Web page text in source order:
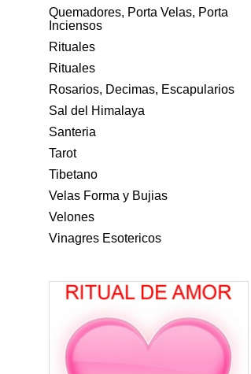
Quemadores, Porta Velas, Porta
Inciensos
Rituales
Rituales
Rosarios, Decimas, Escapularios
Sal del Himalaya
Santeria
Tarot
Tibetano
Velas Forma y Bujias
Velones
Vinagres Esotericos